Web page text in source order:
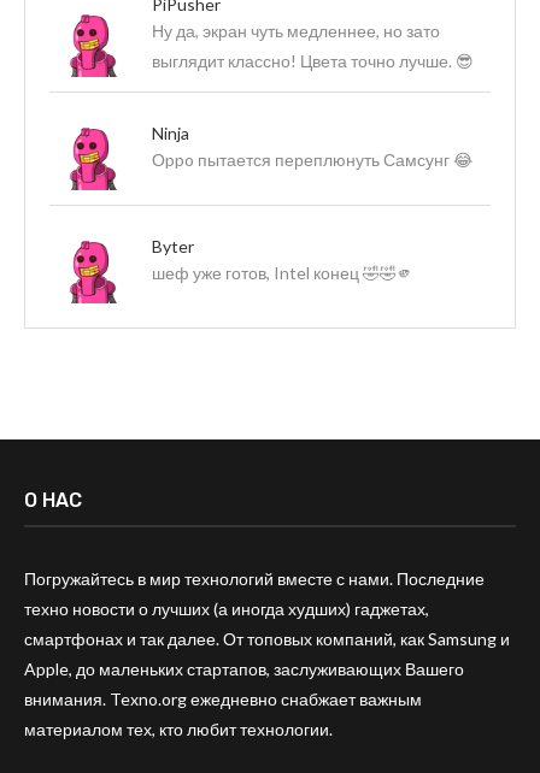
PiPusher
Ну да, экран чуть медленнее, но зато
выглядит классно! Цвета точно лучше. 😎
Ninja
Оppo пытается переплюнуть Самсунг 😂
Byter
шеф уже готов, Intel конец 🤣🤣🫵
О НАС
Погружайтесь в мир технологий вместе с нами. Последние
техно новости о лучших (а иногда худших) гаджетах,
смартфонах и так далее. От топовых компаний, как Samsung и
Apple, до маленьких стартапов, заслуживающих Вашего
внимания. Texno.org ежедневно снабжает важным
материалом тех, кто любит технологии.